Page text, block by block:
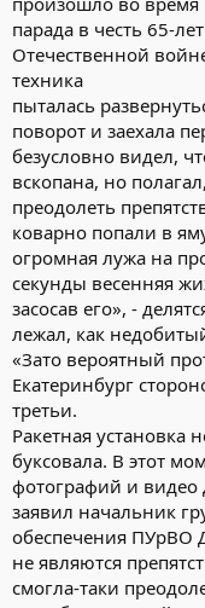
парада в честь 65-
Отечественной
техника
пыталась
поворот и заехала
безусловно видел,
вскопана, но
преодолеть
коварно попали в
огромная лужа на
секунды весенняя
засосав его», -
лежал, как
«Зато вероятный
Екатеринбург
третьи.
Ракетная установка
буксовала. В этот
фотографий и видео
заявил начальник
обеспечения ПУрВО
не являются
смогла-таки